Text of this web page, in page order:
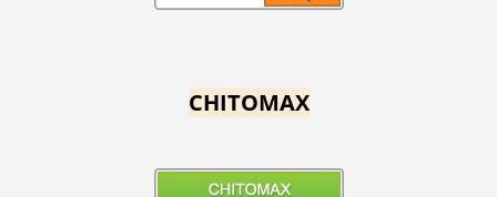
CHITOMAX